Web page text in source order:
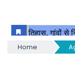
Home